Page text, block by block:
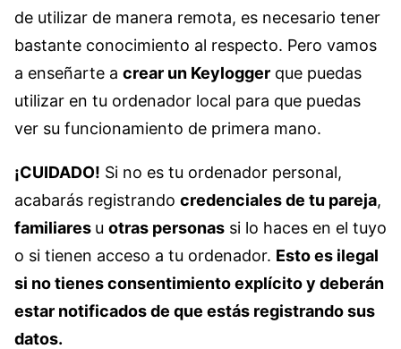
de utilizar de manera remota, es necesario tener
bastante conocimiento al respecto. Pero vamos
a enseñarte a crear un Keylogger que puedas
utilizar en tu ordenador local para que puedas
ver su funcionamiento de primera mano.
¡CUIDADO! Si no es tu ordenador personal,
acabarás registrando credenciales de tu pareja,
familiares u otras personas si lo haces en el tuyo
o si tienen acceso a tu ordenador. Esto es ilegal
si no tienes consentimiento explícito y deberán
estar notificados de que estás registrando sus
datos.